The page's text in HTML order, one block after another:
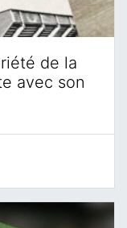
de la
avec son